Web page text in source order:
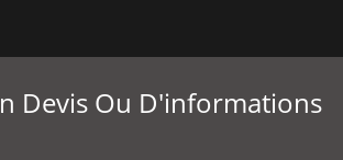
Devis Ou D'informations